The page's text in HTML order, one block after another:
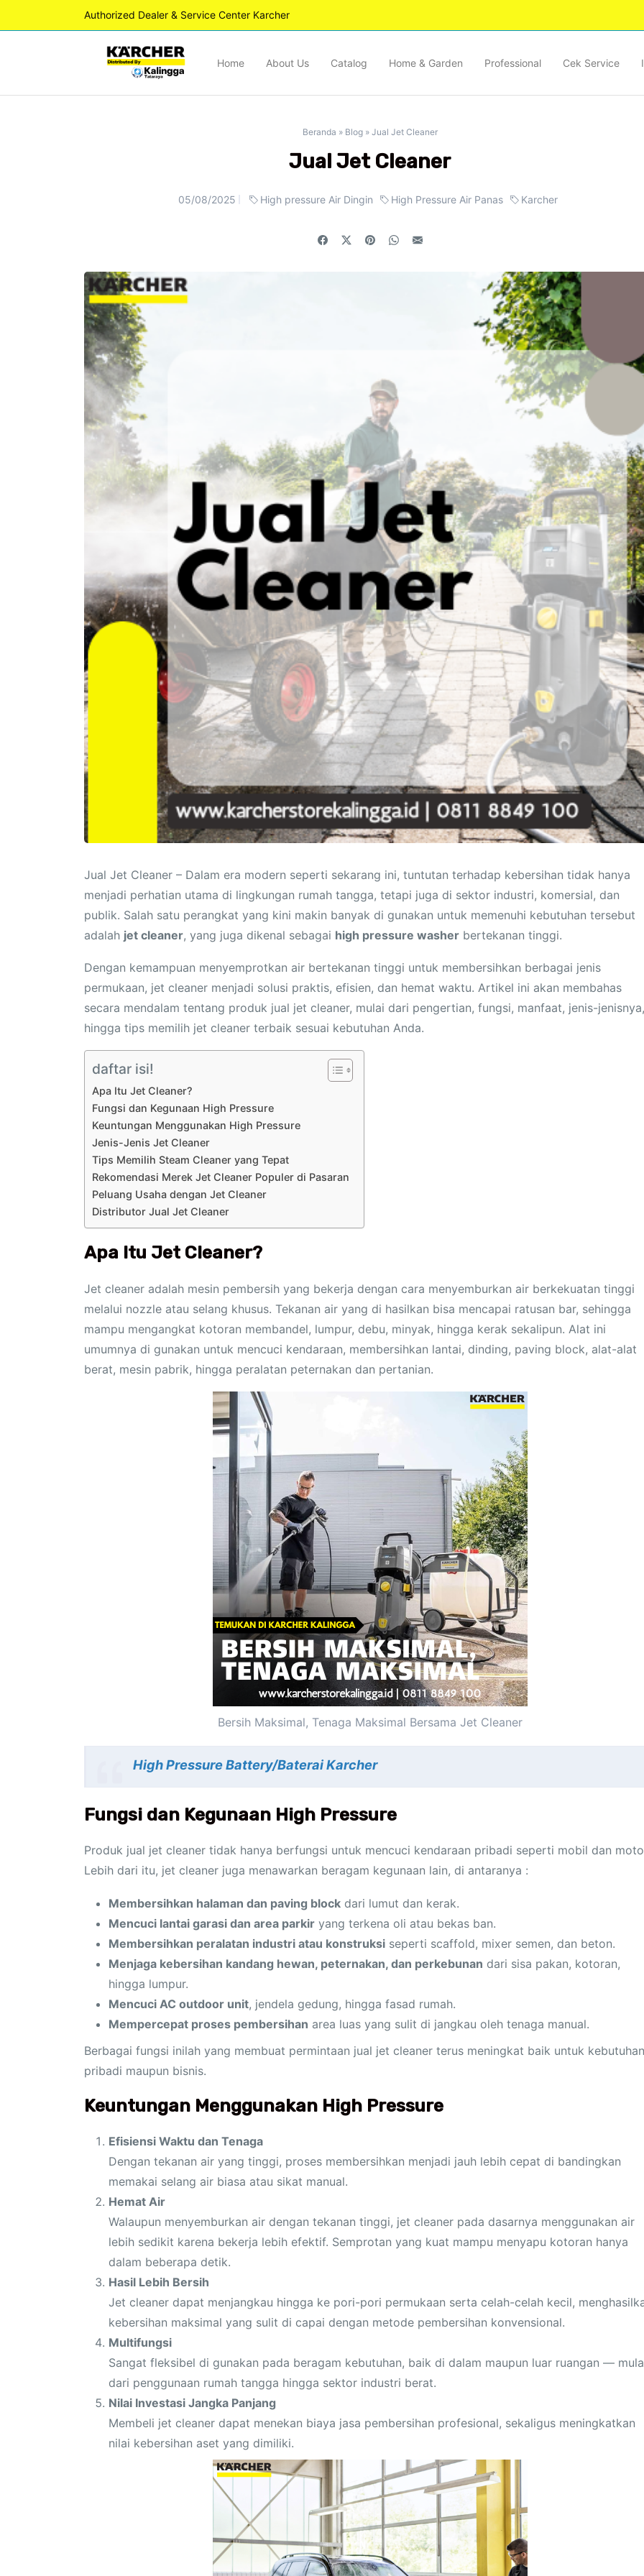
Authorized Dealer & Service Center Karcher
Home About Us Catalog Home & Garden Professional Cek Service
Beranda » Blog» Jual Jet Cleaner
Jual Jet Cleaner
05/08/2025 High pressure Air Dingin High Pressure Air Panas Karcher
Jual Jet Cleaner – Dalam era modern seperti sekarang ini, tuntutan terhadap kebersihan tidak hanya
menjadi perhatian utama di lingkungan rumah tangga, tetapi juga di sektor industri, komersial, dan
publik. Salah satu perangkat yang kini makin banyak di gunakan untuk memenuhi kebutuhan tersebut
adalah jet cleaner, yang juga dikenal sebagai high pressure washer bertekanan tinggi.
Dengan kemampuan menyemprotkan air bertekanan tinggi untuk membersihkan berbagai jenis
permukaan, jet cleaner menjadi solusi praktis, efisien, dan hemat waktu. Artikel ini akan membahas
secara mendalam tentang produk jual jet cleaner, mulai dari pengertian, fungsi, manfaat, jenis-jenisnya,
hingga tips memilih jet cleaner terbaik sesuai kebutuhan Anda.
daftar isi!
Apa Itu Jet Cleaner?
Fungsi dan Kegunaan High Pressure
Keuntungan Menggunakan High Pressure
Jenis-Jenis Jet Cleaner
Tips Memilih Steam Cleaner yang Tepat
Rekomendasi Merek Jet Cleaner Populer di Pasaran
Peluang Usaha dengan Jet Cleaner
Distributor Jual Jet Cleaner
Apa Itu Jet Cleaner?
Jet cleaner adalah mesin pembersih yang bekerja dengan cara menyemburkan air berkekuatan tinggi
melalui nozzle atau selang khusus. Tekanan air yang di hasilkan bisa mencapai ratusan bar, sehingga
mampu mengangkat kotoran membandel, lumpur, debu, minyak, hingga kerak sekalipun. Alat ini
umumnya di gunakan untuk mencuci kendaraan, membersihkan lantai, dinding, paving block, alat-alat
berat, mesin pabrik, hingga peralatan peternakan dan pertanian.
Bersih Maksimal, Tenaga Maksimal Bersama Jet Cleaner
High Pressure Battery/Baterai Karcher
Fungsi dan Kegunaan High Pressure
Produk jual jet cleaner tidak hanya berfungsi untuk mencuci kendaraan pribadi seperti mobil dan
Lebih dari itu, jet cleaner juga menawarkan beragam kegunaan lain, di antaranya :
Membersihkan halaman dan paving block dari lumut dan kerak.
Mencuci lantai garasi dan area parkir yang terkena oli atau bekas ban.
Membersihkan peralatan industri atau konstruksi seperti scaffold, mixer semen, dan beton.
Menjaga kebersihan kandang hewan, peternakan, dan perkebunan dari sisa pakan, kotoran,
hingga lumpur.
Mencuci AC outdoor unit, jendela gedung, hingga fasad rumah.
Mempercepat proses pembersihan area luas yang sulit di jangkau oleh tenaga manual.
Berbagai fungsi inilah yang membuat permintaan jual jet cleaner terus meningkat baik untuk kebutuhan
pribadi maupun bisnis.
Keuntungan Menggunakan High Pressure
Efisiensi Waktu dan Tenaga
Dengan tekanan air yang tinggi, proses membersihkan menjadi jauh lebih cepat di bandingkan
memakai selang air biasa atau sikat manual.
Hemat Air
Walaupun menyemburkan air dengan tekanan tinggi, jet cleaner pada dasarnya menggunakan air
lebih sedikit karena bekerja lebih efektif. Semprotan yang kuat mampu menyapu kotoran hanya
dalam beberapa detik.
Hasil Lebih Bersih
Jet cleaner dapat menjangkau hingga ke pori-pori permukaan serta celah-celah kecil,
kebersihan maksimal yang sulit di capai dengan metode pembersihan konvensional.
Multifungsi
Sangat fleksibel di gunakan pada beragam kebutuhan, baik di dalam maupun luar ruangan —
dari penggunaan rumah tangga hingga sektor industri berat.
Nilai Investasi Jangka Panjang
Membeli jet cleaner dapat menekan biaya jasa pembersihan profesional, sekaligus meningkatkan
nilai kebersihan aset yang dimiliki.